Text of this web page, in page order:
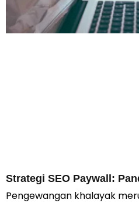
Strategi SEO Paywall:
Pengewangan khalayak